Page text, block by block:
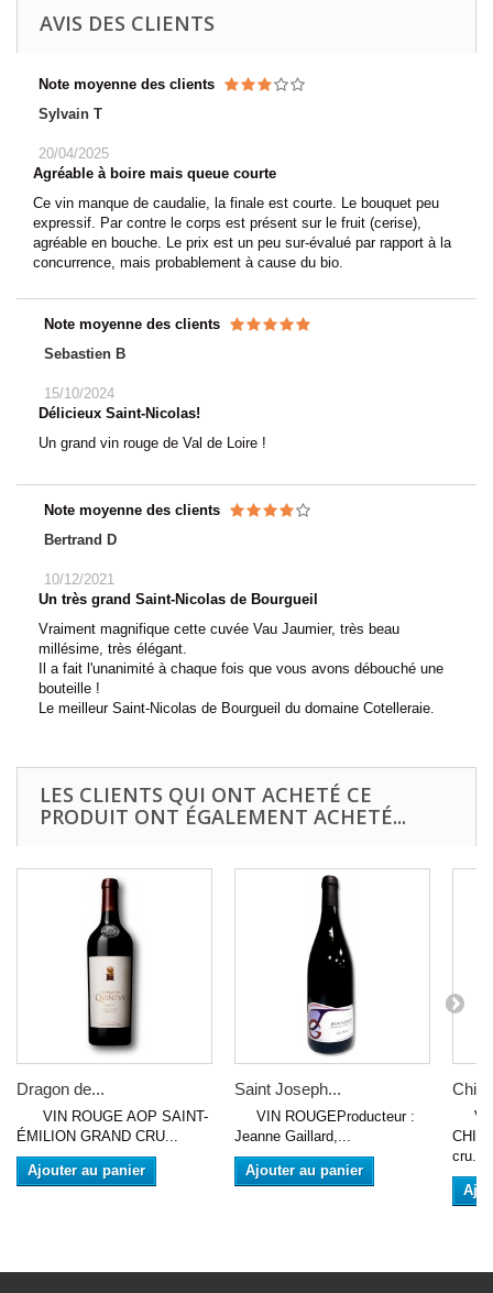
AVIS DES CLIENTS
Note moyenne des clients
Sylvain T
20/04/2025
Agréable à boire mais queue courte
Ce vin manque de caudalie, la finale est courte. Le bouquet peu
expressif. Par contre le corps est présent sur le fruit (cerise),
agréable en bouche. Le prix est un peu sur-évalué par rapport à la
concurrence, mais probablement à cause du bio.
Note moyenne des clients
Sebastien B
15/10/2024
Délicieux Saint-Nicolas!
Un grand vin rouge de Val de Loire !
Note moyenne des clients
Bertrand D
10/12/2021
Un très grand Saint-Nicolas de Bourgueil
Vraiment magnifique cette cuvée Vau Jaumier, très beau
millésime, très élégant.
Il a fait l'unanimité à chaque fois que vous avons débouché une
bouteille !
Le meilleur Saint-Nicolas de Bourgueil du domaine Cotelleraie.
LES CLIENTS QUI ONT ACHETÉ CE
PRODUIT ONT ÉGALEMENT ACHETÉ...
Dragon de...
VIN ROUGE AOP SAINT-
ÉMILION GRAND CRU...
Ajouter au panier
Saint Joseph...
VIN ROUGEProducteur :
Jeanne Gaillard,...
Ajouter au panier
VIN
cru...